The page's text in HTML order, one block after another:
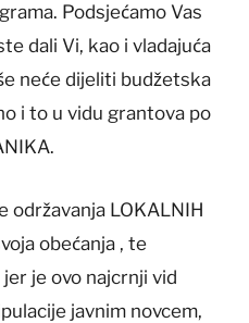
Podsjećamo Vas
dali Vi, kao i vladajuća
neće dijeliti budžetska
i to u vidu grantova po
održavanja LOKALNIH
obećanja , te
je ovo najcrnji vid
javnim novcem,